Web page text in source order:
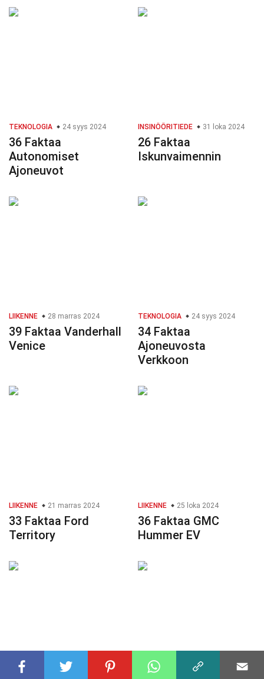
TEKNOLOGIA 24 syys 2024
36 Faktaa
Autonomiset
Ajoneuvot
INSINÖÖRITIEDE 31 loka 2024
26 Faktaa
Iskunvaimennin
LIIKENNE 28 marras 2024
39 Faktaa Vanderhall
Venice
TEKNOLOGIA 24 syys 2024
34 Faktaa
Ajoneuvosta
Verkkoon
LIIKENNE 21 marras 2024
33 Faktaa Ford
Territory
LIIKENNE 25 loka 2024
36 Faktaa GMC
Hummer EV